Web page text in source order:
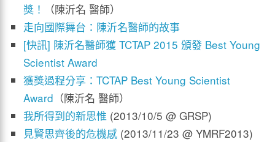
獎！
（陳沂名 醫師）
走向國際舞台：陳沂名醫師的故事
[快訊] 陳沂名醫師獲 TCTAP 2015 頒發 Best Young
Scientist Award
獲獎過程分享：TCTAP Best Young Scientist
Award （陳沂名 醫師）
我所得到的新思惟 (2013/10/5 @ GRSP)
見賢思齊後的危機感(2013/11/23 @ YMRF2013)